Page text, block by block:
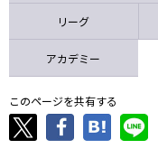
リーグ
アカデミー
このページを共有する